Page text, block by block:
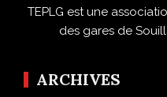
TEPLG est une
des gares de
ARCHIVES